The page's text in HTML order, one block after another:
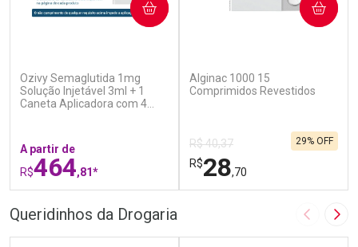
Ozivy Semaglutida 1mg
Solução Injetável 3ml + 1
Caneta Aplicadora com 4
A partir de
R$464,81*
COMPRAR
Alginac 1000 15
Comprimidos Revestidos
R$ 40,37
R$28,70
29% OFF
COMPRAR
Queridinhos da Drogaria Imagem